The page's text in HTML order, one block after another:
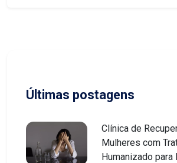
Últimas postagens
Clínica de
Mulheres com
Humanizado para